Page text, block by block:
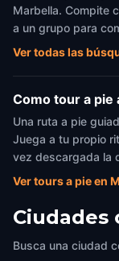
Marbella. Compite
a un grupo para
Ver todas las
Como tour a pie
Una ruta a pie
Juega a tu propio
vez descargada la
Ver tours a pie en
Ciudades
Busca una ciudad